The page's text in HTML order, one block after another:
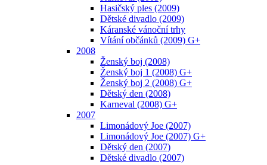
Hasičský ples (2009)
Dětské divadlo (2009)
Káranské vánoční trhy
Vítání občánků (2009) G+
2008
Ženský boj (2008)
Ženský boj 1 (2008) G+
Ženský boj 2 (2008) G+
Dětský den (2008)
Karneval (2008) G+
2007
Limonádový Joe (2007)
Limonádový Joe (2007) G+
Dětský den (2007)
Dětské divadlo (2007)